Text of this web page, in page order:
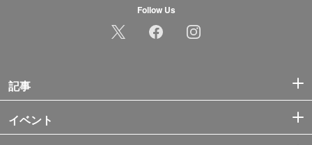
Follow Us
記事
イベント